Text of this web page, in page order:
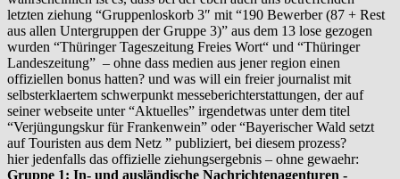
letzten ziehung “Gruppenloskorb 3″ mit “190 Bewerber (87 + Rest
aus allen Untergruppen der Gruppe 3)” aus dem 13 lose gezogen
wurden “Thüringer Tageszeitung Freies Wort“ und “Thüringer
Landeszeitung” – ohne dass medien aus jener region einen
offiziellen bonus hatten? und was will ein freier journalist mit
selbsterklaertem schwerpunkt messeberichterstattungen, der auf
seiner webseite unter “Aktuelles” irgendetwas unter dem titel
“Verjüngungskur für Frankenwein” oder “Bayerischer Wald setzt
auf Touristen aus dem Netz ” publiziert, bei diesem prozess?
hier jedenfalls das offizielle ziehungsergebnis – ohne gewaehr:
Gruppe 1: In- und ausländische Nachrichtenagenturen -